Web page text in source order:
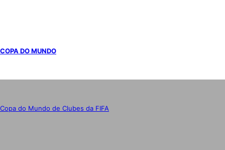
COPA DO MUNDO
Copa do Mundo de Clubes da FIFA